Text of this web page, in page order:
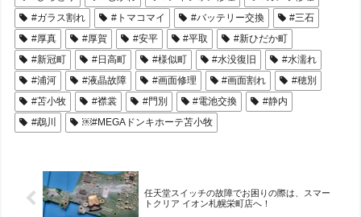
#ガラス割れ
#トマコマイ #バッテリー交換
#三石
#厚真
#厚賀 #安平 #平取
#新ひだか町
#新冠町
#日高町 #様似町 #水没復旧
#水濡れ
#浦河
#液晶故障 #画面修理 #画面割れ
#穂別
#苫小牧
#襟裳 #門別 #電池交換
#静内
#鵡川
￼#MEGAドンキホーテ苫小牧
任天堂スイッチの故障でお困りの際は、スマー
トクリア イオン札幌栄町店へ！